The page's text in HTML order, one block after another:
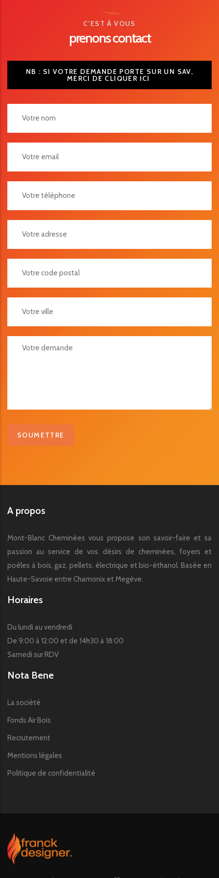
C'EST À VOUS
prenons contact
NB : SI VOTRE DEMANDE PORTE SUR UN SAV,
MERCI DE CLIQUER ICI
Votre Demande
A propos
Mont-Blanc Cheminées vous propose son savoir-faire et sa
passion au service de vos désirs de cheminées, foyers et
poêles à bois, gaz, pellets, électrique et bio-éthanol. Basée en
Haute-Savoie entre Chamonix et Megève.
Horaires
Du lundi au vendredi
De 9:00 à 12:00 et de 14h30 à 18:00
Samedi sur RDV
Nota Bene
La société
Fonds Air Bois
Recrutement
Mentions légales
Politique de confidentialité